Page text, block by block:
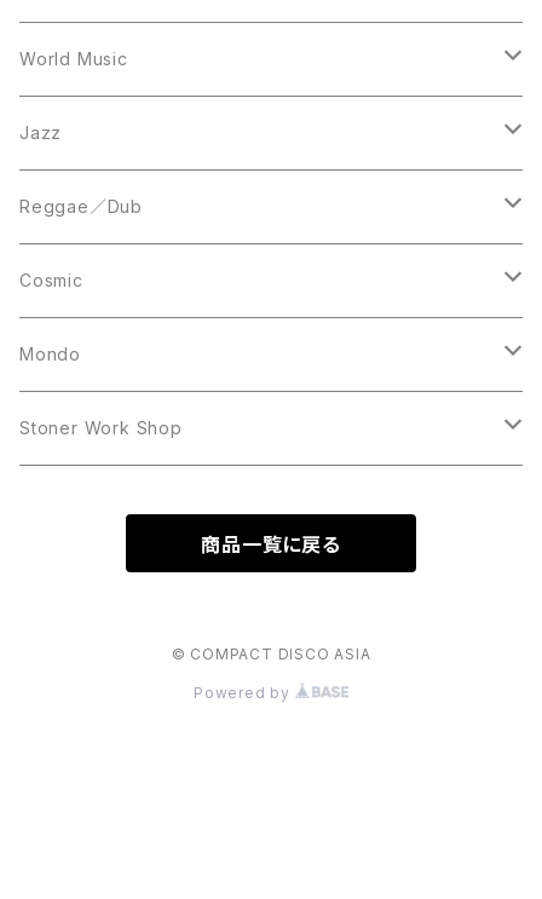
12inch
LP
Acetate Press
10inch
12inch
LP
World Music
12inch
LP
Jazz
LP
12inch
Reggae／Dub
LP
12inch
Cosmic
12inch
LP
Mondo
LP
Stoner Work Shop
商品一覧に戻る
© COMPACT DISCO ASIA
Powered by